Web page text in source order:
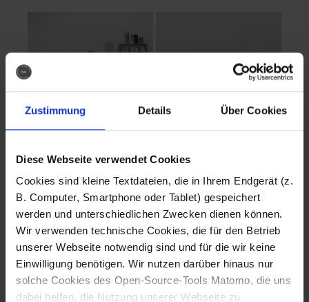
Zustimmung Details Über Cookies
Diese Webseite verwendet Cookies
Cookies sind kleine Textdateien, die in Ihrem Endgerät (z.
B. Computer, Smartphone oder Tablet) gespeichert
werden und unterschiedlichen Zwecken dienen können.
Wir verwenden technische Cookies, die für den Betrieb
unserer Webseite notwendig sind und für die wir keine
Einwilligung benötigen. Wir nutzen darüber hinaus nur
solche Cookies des Open-Source-Tools Matomo, die uns
dabei helfen, die Nutzung unserer Webseite zu
Fotografo: Lorenz
Sternbach
Download
Fotografo: Lorenz
Sternbach
Download